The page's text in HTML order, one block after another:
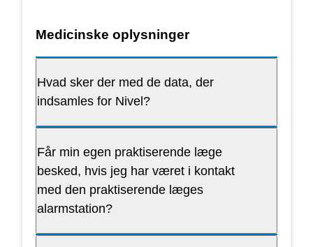
Medicinske oplysninger
Hvad sker der med de data, der
indsamles for Nivel?
Får min egen praktiserende læge
besked, hvis jeg har været i kontakt
med den praktiserende læges
alarmstation?